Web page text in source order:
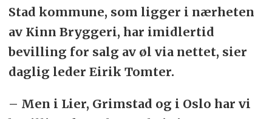
Stad kommune, som ligger i nærheten
av Kinn Bryggeri, har imidlertid
bevilling for salg av øl via nettet, sier
daglig leder Eirik Tomter.
– Men i Lier, Grimstad og i Oslo har vi